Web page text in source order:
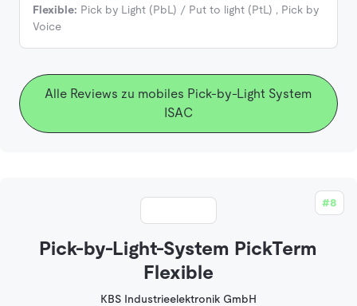
Flexible: Pick by Light (PbL) / Put to light (PtL) , Pick by
Voice
Alle Reviews zu mobiles Pick-by-Light System
ISAC
#8
Pick-by-Light-System PickTerm
Flexible
KBS Industrieelektronik GmbH